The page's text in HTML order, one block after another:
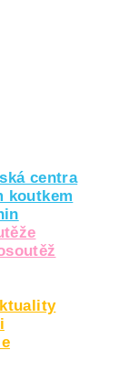
centra
koutkem